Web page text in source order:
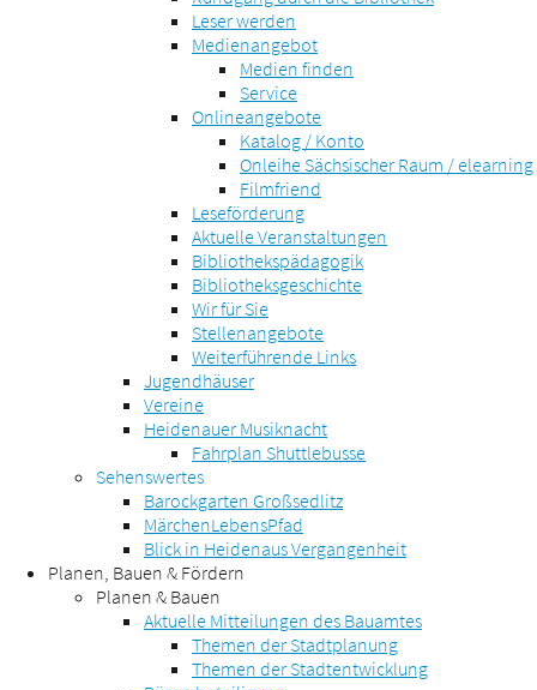
Leser werden
Medienangebot
Medien finden
Service
Onlineangebote
Katalog / Konto
Onleihe Sächsischer Raum / elearning
Filmfriend
Leseförderung
Aktuelle Veranstaltungen
Bibliothekspädagogik
Bibliotheksgeschichte
Wir für Sie
Stellenangebote
Weiterführende Links
Jugendhäuser
Vereine
Heidenauer Musiknacht
Fahrplan Shuttlebusse
Sehenswertes
Barockgarten Großsedlitz
MärchenLebensPfad
Blick in Heidenaus Vergangenheit
Planen, Bauen & Fördern
Planen & Bauen
Aktuelle Mitteilungen des Bauamtes
Themen der Stadtplanung
Themen der Stadtentwicklung